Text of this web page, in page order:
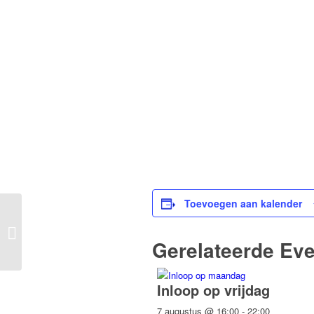
Toevoegen aan kalender
Gerelateerde
Inloop op vrijdag
7 augustus @ 16:00 - 22:00